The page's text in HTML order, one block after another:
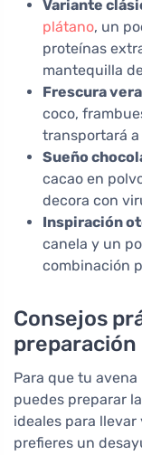
Variante
plátano, un
proteínas
mantequilla
Frescura
coco,
transportará
Sueño
cacao en
decora con
Inspiración
canela y un
combinación
Consejos
preparación
Para que tu
puedes preparar
ideales para
prefieres un